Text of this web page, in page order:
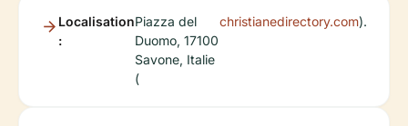
Localisation
:
Piazza del
Duomo, 17100
Savone, Italie
(
christianedirectory.com).